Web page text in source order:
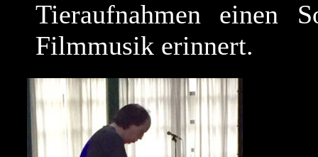
Tieraufnahmen einen
Filmmusik erinnert.